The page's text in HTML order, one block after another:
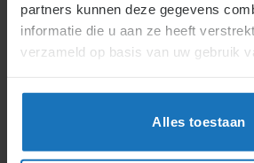
partners kunnen deze gegevens
informatie die u aan ze heeft
verzameld op basis van uw gebruik
Alles toestaan